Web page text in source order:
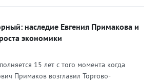
наследие Евгения Примакова и
экономики
15 лет с того момента когда
Примаков возглавил Торгово-